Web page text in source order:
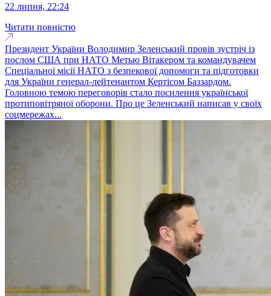
22 липня, 22:24
Читати повністю
Президент України Володимир Зеленський провів зустріч із
послом США при НАТО Метью Вітакером та командувачем
Спеціальної місії НАТО з безпекової допомоги та підготовки
для України генерал-лейтенантом Кертісом Баззардом.
Головною темою переговорів стало посилення української
протиповітряної оборони. Про це Зеленський написав у своїх
соцмережах...